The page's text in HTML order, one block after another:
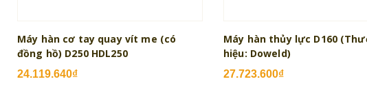
Máy hàn cơ tay quay vít me (có
đồng hồ) D250 HDL250
24.119.640₫
Máy hàn thủy lực D160
hiệu: Doweld)
27.723.600₫